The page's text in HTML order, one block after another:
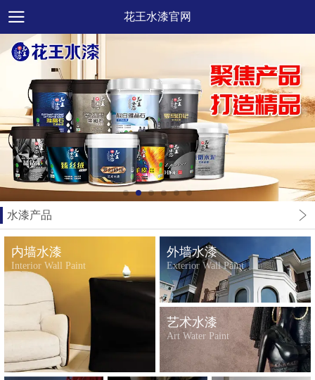
花王水漆官网
水漆产品
内墙水漆
Interior Wall Paint
外墙水漆
Exterior Wall Paint
艺术水漆
Art Water Paint